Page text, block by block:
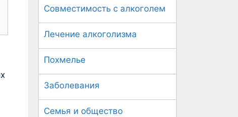
Совместимость с алкоголем
Лечение алкоголизма
Похмелье
Заболевания
Семья и общество